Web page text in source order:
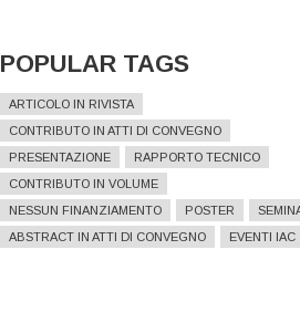
POPULAR TAGS
ARTICOLO IN RIVISTA
CONTRIBUTO IN ATTI DI CONVEGNO
PRESENTAZIONE
RAPPORTO TECNICO
CONTRIBUTO IN VOLUME
NESSUN FINANZIAMENTO
POSTER
ABSTRACT IN ATTI DI CONVEGNO
EVENTI IAC